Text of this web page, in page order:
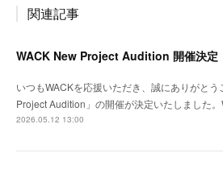
関連記事
WACK New Project Audition 開催決定
いつもWACKを応援いただき、誠にありがと
Project Audition」の開催が決定いたしました
2026.05.12 13:00